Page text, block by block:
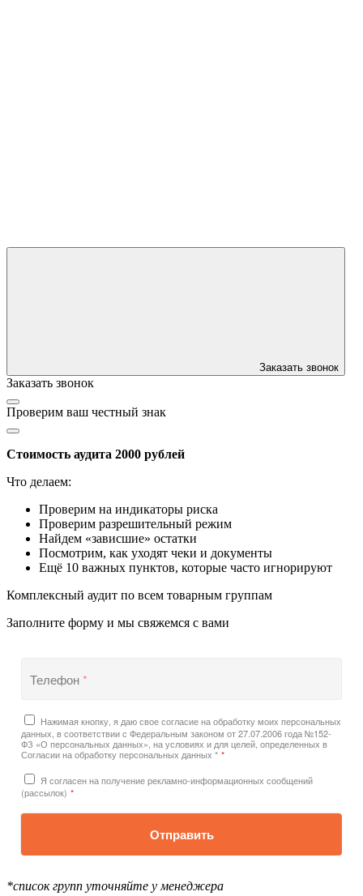
Заказать звонок
Заказать звонок
Проверим ваш честный знак
Стоимость аудита 2000 рублей
Что делаем:
Проверим на индикаторы риска
Проверим разрешительный режим
Найдем «зависшие» остатки
Посмотрим, как уходят чеки и документы
Ещё 10 важных пунктов, которые часто игнорируют
Комплексный аудит по всем товарным группам
Заполните форму и мы свяжемся с вами
Телефон*
Нажимая кнопку, я даю свое согласие на обработку моих персональных
данных, в соответствии с Федеральным законом от 27.07.2006 года №152-
ФЗ «О персональных данных», на условиях и для целей, определенных в
Согласии на обработку персональных данных * *
Я согласен на получение рекламно-информационных сообщений
(рассылок) *
Отправить
*список групп уточняйте у менеджера